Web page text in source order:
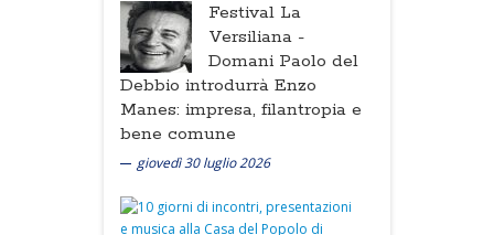
Festival La
Versiliana -
Domani Paolo del
Debbio introdurrà Enzo
Manes: impresa, filantropia e
bene comune
giovedì 30 luglio 2026